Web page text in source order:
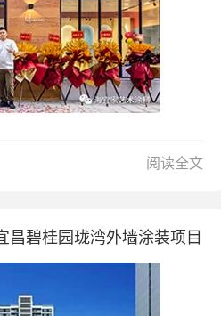
阅读全文
昌碧桂园珑湾外墙涂装项目